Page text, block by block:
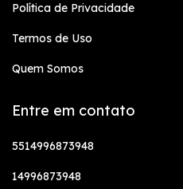
Política de Privacidade
Termos de Uso
Quem Somos
Entre em contato
5514996873948
14996873948